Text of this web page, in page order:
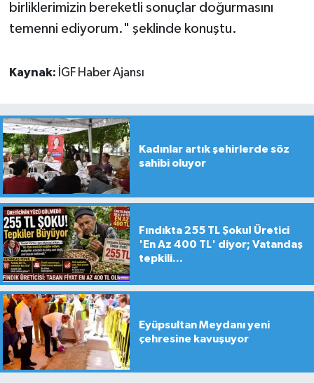
birliklerimizin bereketli sonuçlar doğurmasını
temenni ediyorum." şeklinde konuştu.
Kaynak: İGF Haber Ajansı
Kadınlar artık şehirlerde söz
sahibi oluyor
Fındıkta 255 TL Şoku! Üretici
'En Az 400 TL' diyor; Vatandaş
tepkili...
Eyüpsultan Meydanı yeni
çehresine kavuşuyor